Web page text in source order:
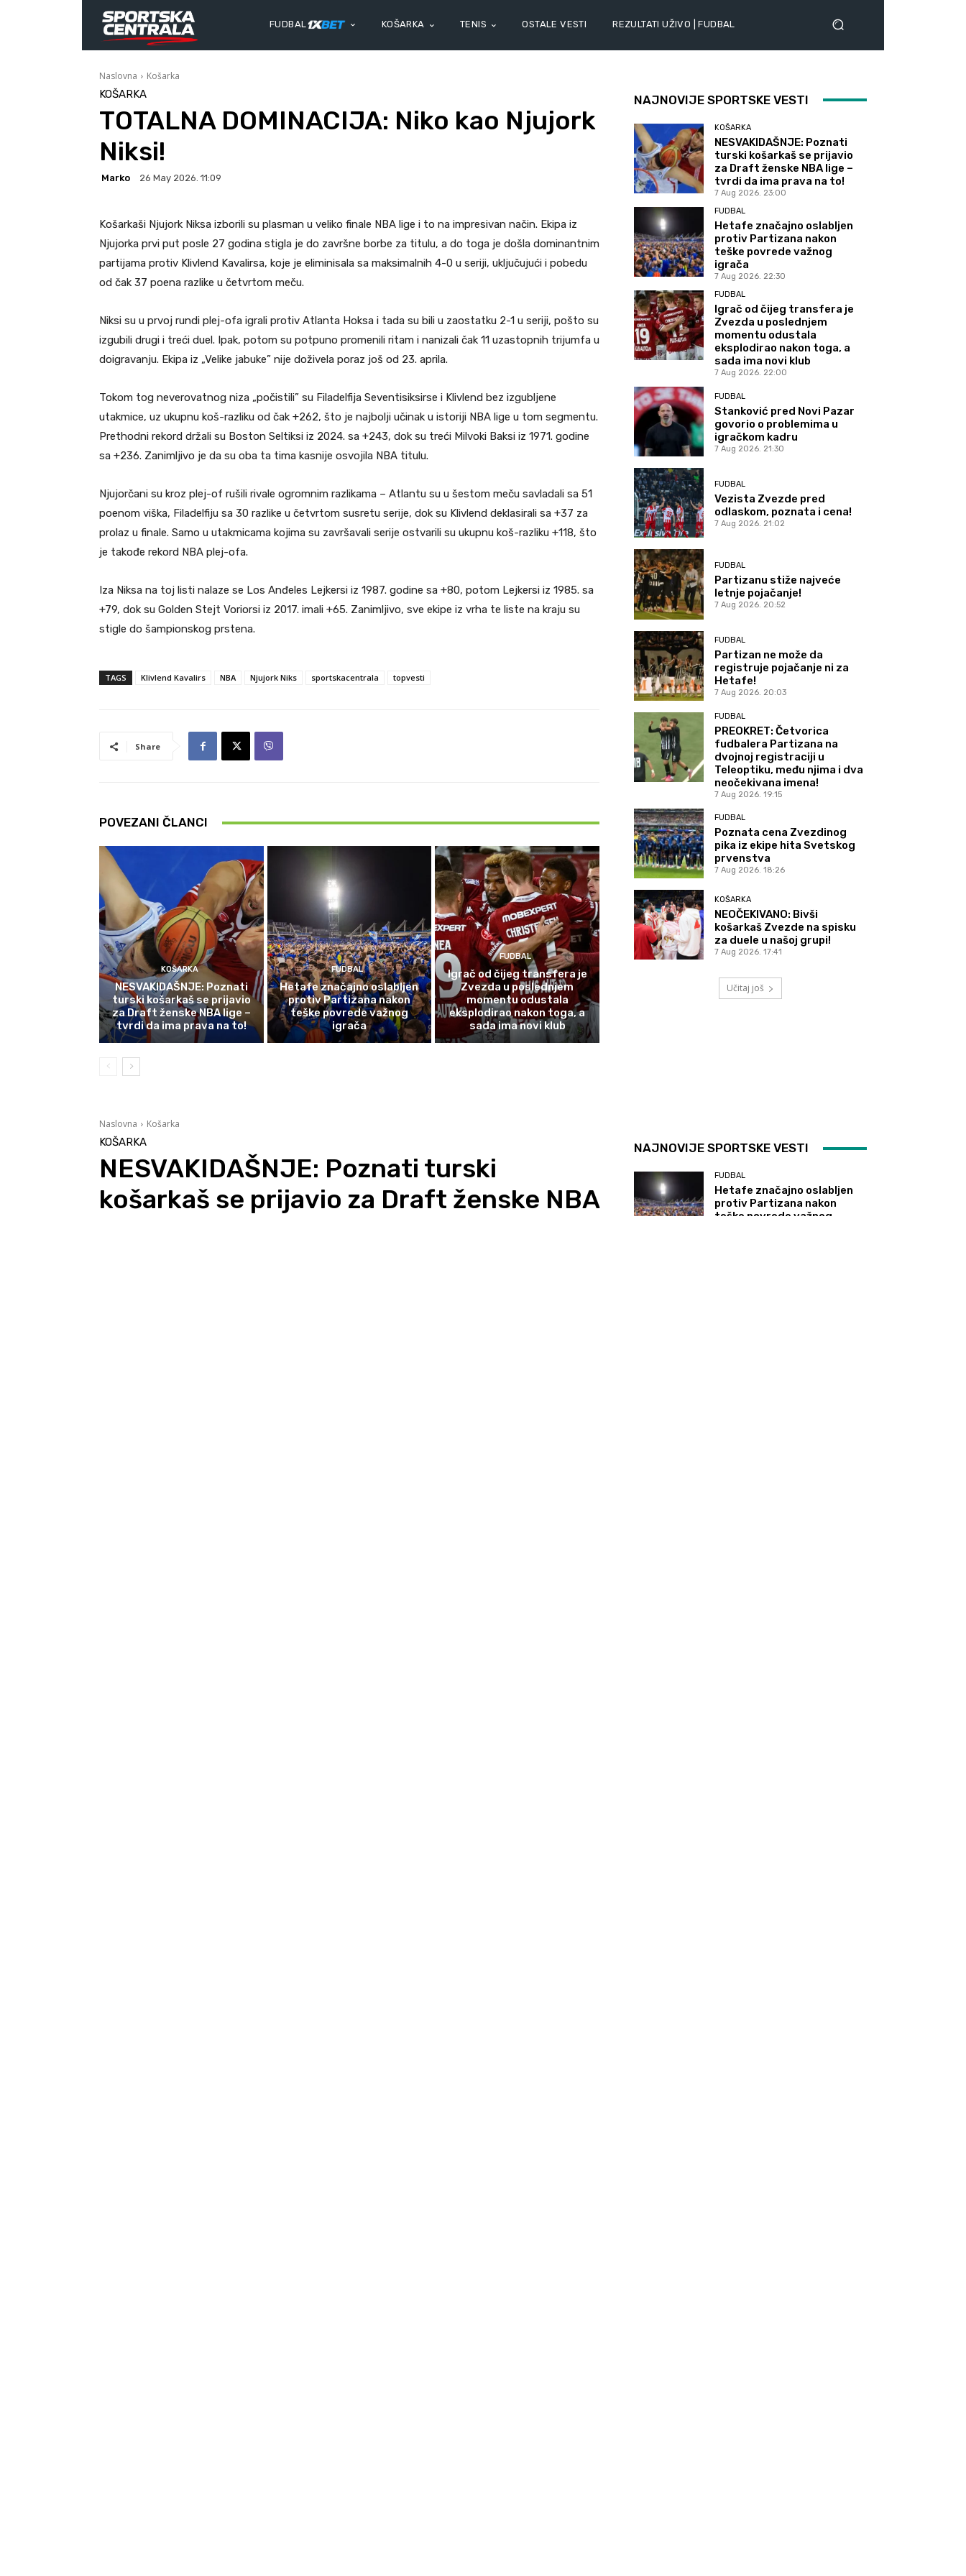
FUDBAL KOŠARKA TENIS OSTALE VESTI REZULTATI UŽIVO | FUDBAL
Naslovna Košarka
KOŠARKA
TOTALNA DOMINACIJA: Niko kao Njujork
Niksi!
Marko 26 May 2026. 11:09
Košarkaši Njujork Niksa izborili su plasman u veliko finale NBA lige i to na impresivan način. Ekipa iz
Njujorka prvi put posle 27 godina stigla je do završne borbe za titulu, a do toga je došla dominantnim
partijama protiv Klivlend Kavalirsa, koje je eliminisala sa maksimalnih 4-0 u seriji, uključujući i pobedu
od čak 37 poena razlike u četvrtom meču.
Niksi su u prvoj rundi plej-ofa igrali protiv Atlanta Hoksa i tada su bili u zaostatku 2-1 u seriji, pošto su
izgubili drugi i treći duel. Ipak, potom su potpuno promenili ritam i nanizali čak 11 uzastopnih trijumfa u
doigravanju. Ekipa iz „Velike jabuke” nije doživela poraz još od 23. aprila.
Tokom tog neverovatnog niza „počistili” su Filadelfija Seventisiksirse i Klivlend bez izgubljene
utakmice, uz ukupnu koš-razliku od čak +262, što je najbolji učinak u istoriji NBA lige u tom segmentu.
Prethodni rekord držali su Boston Seltiksi iz 2024. sa +243, dok su treći Milvoki Baksi iz 1971. godine
sa +236. Zanimljivo je da su oba ta tima kasnije osvojila NBA titulu.
Njujorčani su kroz plej-of rušili rivale ogromnim razlikama – Atlantu su u šestom meču savladali sa 51
poenom viška, Filadelfiju sa 30 razlike u četvrtom susretu serije, dok su Klivlend deklasirali sa +37 za
prolaz u finale. Samo u utakmicama kojima su završavali serije ostvarili su ukupnu koš-razliku +118, što
je takođe rekord NBA plej-ofa.
Iza Niksa na toj listi nalaze se Los Anđeles Lejkersi iz 1987. godine sa +80, potom Lejkersi iz 1985. sa
+79, dok su Golden Stejt Voriorsi iz 2017. imali +65. Zanimljivo, sve ekipe iz vrha te liste na kraju su
stigle do šampionskog prstena.
TAGS Klivlend Kavalirs NBA Njujork Niks sportskacentrala topvesti
Share
POVEZANI ČLANCI
KOŠARKA
NESVAKIDAŠNJE: Poznati
turski košarkaš se prijavio
za Draft ženske NBA lige –
tvrdi da ima prava na to!
FUDBAL
Hetafe značajno oslabljen
protiv Partizana nakon
teške povrede važnog
igrača
FUDBAL
Igrač od čijeg transfera je
Zvezda u poslednjem
momentu odustala
eksplodirao nakon toga, a
sada ima novi klub
NAJNOVIJE SPORTSKE VESTI
KOŠARKA
NESVAKIDAŠNJE: Poznati
turski košarkaš se prijavio
za Draft ženske NBA lige –
tvrdi da ima prava na to!
7 Aug 2026. 23:00
FUDBAL
Hetafe značajno oslabljen
protiv Partizana nakon
teške povrede važnog
igrača
7 Aug 2026. 22:30
FUDBAL
Igrač od čijeg transfera je
Zvezda u poslednjem
momentu odustala
eksplodirao nakon toga, a
sada ima novi klub
7 Aug 2026. 22:00
FUDBAL
Stanković pred Novi Pazar
govorio o problemima u
igračkom kadru
7 Aug 2026. 21:30
FUDBAL
Vezista Zvezde pred
odlaskom, poznata i cena!
7 Aug 2026. 21:02
FUDBAL
Partizanu stiže najveće
letnje pojačanje!
7 Aug 2026. 20:52
FUDBAL
Partizan ne može da
registruje pojačanje ni za
Hetafe!
7 Aug 2026. 20:03
FUDBAL
PREOKRET: Četvorica
fudbalera Partizana na
dvojnoj registraciji u
Teleoptiku, među njima i dva
neočekivana imena!
7 Aug 2026. 19:15
FUDBAL
Poznata cena Zvezdinog
pika iz ekipe hita Svetskog
prvenstva
7 Aug 2026. 18:26
KOŠARKA
NEOČEKIVANO: Bivši
košarkaš Zvezde na spisku
za duele u našoj grupi!
7 Aug 2026. 17:41
Učitaj još